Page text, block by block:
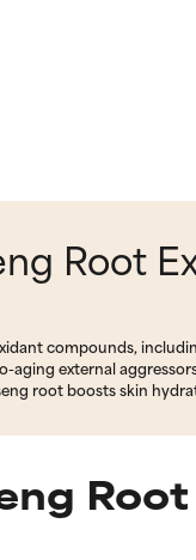
Root
compounds,
aging external
root boosts skin